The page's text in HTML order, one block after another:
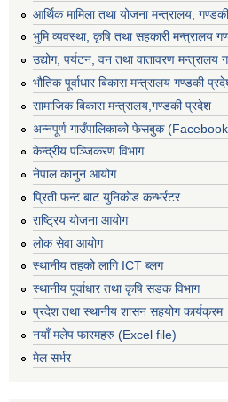
आर्थिक मामिला तथा योजना मन्त्रालय,
भुमि व्यवस्था, कृषि तथा सहकारी मन्त्रालय
उद्योग, पर्यटन, वन तथा वातावरण मन्त्रालय
भौतिक पूर्वाधार बिकास मन्त्रालय गण्डकी
सामाजिक बिकास मन्त्रालय,गण्डकी प्रदेश
अन्नपूर्ण गाउँपालिकाको फेसबुक
केन्द्रीय पञ्जिकरण विभाग
नेपाल कानुन आयोग
प्रिती फन्ट बाट युनिकोड कन्भर्रटर
राष्ट्रिय योजना आयोग
लोक सेवा आयोग
स्थानीय तहको लागि ICT ब्लग
स्थानीय पूर्वाधार तथा कृषि सडक विभाग
प्रदेश तथा स्थानीय शासन सहयोग कार्यक्रम
नयाँ मलेप फारमहरु (Excel file)
मेल सर्भर